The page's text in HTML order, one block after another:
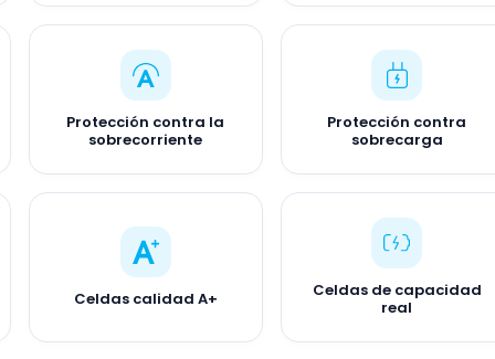
Protección contra la
sobrecorriente
Protección contra
sobrecarga
Celdas calidad A+
Celdas de capacidad
real